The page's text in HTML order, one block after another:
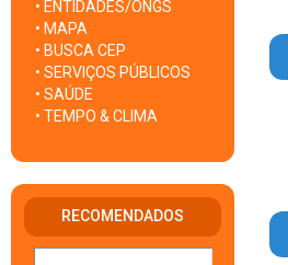
• ENTIDADES/ONGS
• MAPA
• BUSCA CEP
• SERVIÇOS PÚBLICOS
• SAÚDE
• TEMPO & CLIMA
RECOMENDADOS